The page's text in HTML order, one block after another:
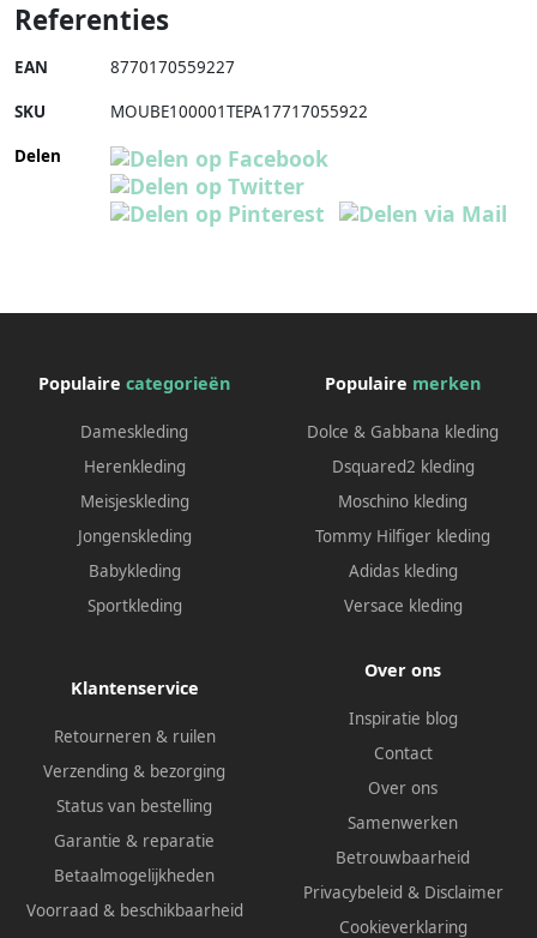
Referenties
EAN 8770170559227
SKU MOUBE100001TEPA17717055922
Delen
Populaire categorieën
Dameskleding
Herenkleding
Meisjeskleding
Jongenskleding
Babykleding
Sportkleding
Populaire merken
Dolce & Gabbana kleding
Dsquared2 kleding
Moschino kleding
Tommy Hilfiger kleding
Adidas kleding
Versace kleding
Klantenservice
Retourneren & ruilen
Verzending & bezorging
Status van bestelling
Garantie & reparatie
Betaalmogelijkheden
Voorraad & beschikbaarheid
Over ons
Inspiratie blog
Contact
Over ons
Samenwerken
Betrouwbaarheid
Privacybeleid & Disclaimer
Cookieverklaring